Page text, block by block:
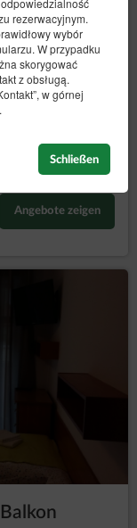
rezerwacyjnym.
wybór
W przypadku
skorygować
z obsługą.
w górnej
Schließen
zł
Angebote zeigen